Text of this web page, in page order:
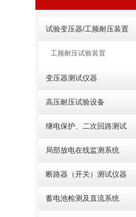
试验变压器/工频耐压装置
工频耐压试验装置
变压器测试仪器
高压耐压试验设备
继电保护、二次回路测试
局部放电在线监测系统
断路器（开关）测试仪器
蓄电池检测及直流系统